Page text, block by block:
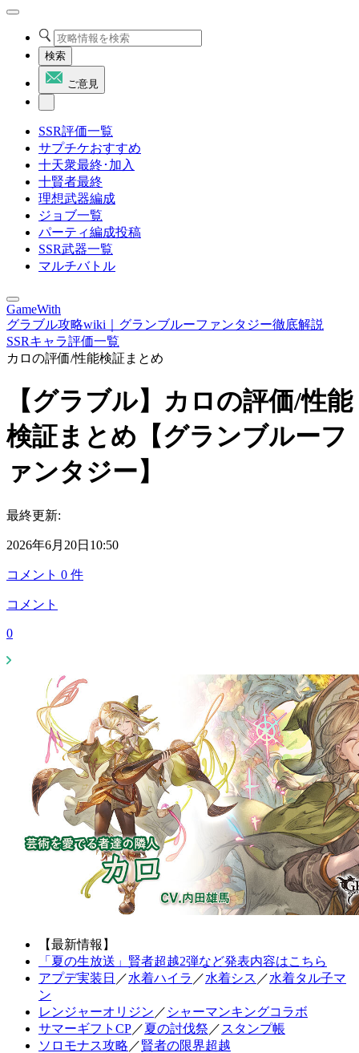
検索
ご意見
SSR評価一覧
サプチケおすすめ
十天衆最終･加入
十賢者最終
理想武器編成
ジョブ一覧
パーティ編成投稿
SSR武器一覧
マルチバトル
GameWith
グラブル攻略wiki｜グランブルーファンタジー徹底解説
SSRキャラ評価一覧
カロの評価/性能検証まとめ
【グラブル】カロの評価/性能
検証まとめ【グランブルーフ
ァンタジー】
最終更新:
2026年6月20日10:50
コメント 0 件
コメント
0
【最新情報】
「夏の生放送」賢者超越2弾など発表内容はこちら
アプデ実装日 ／水着ハイラ ／水着シス ／水着タル子マ
ン
レンジャーオリジン ／ シャーマンキングコラボ
サマーギフトCP／夏の討伐祭 ／ スタンプ帳
ソロモナス攻略 ／賢者の限界超越